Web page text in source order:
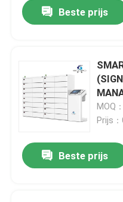
Beste prijs
MOQ
Prijs
Beste prijs